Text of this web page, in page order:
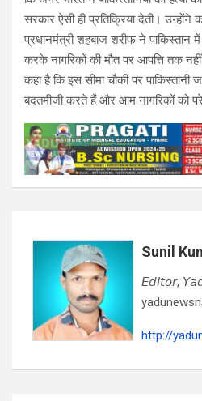
सरकार ऐसी ही प्रतिक्रिया देती। उन्‍होंने
प्रधानमंत्री शहबाज शरीफ ने पाकिस्‍तान
करके नागरिकों की मौत पर आपत्ति तक
कहा है कि इस सीमा चौकी पर
बदतमीजी करते हैं और आम नागरिकों को
Sunil
𝘌𝘥𝘪𝘵𝘰𝘳,
http://